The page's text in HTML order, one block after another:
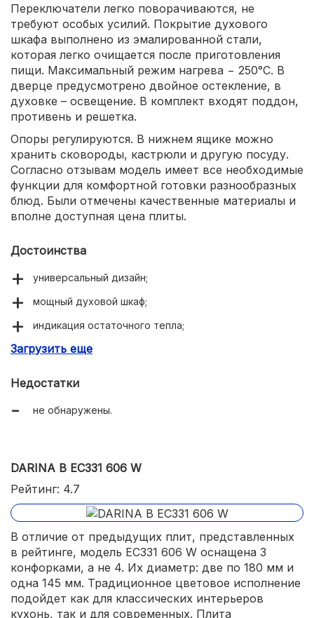
Переключатели легко поворачиваются, не
требуют особых усилий. Покрытие духового
шкафа выполнено из эмалированной стали,
которая легко очищается после приготовления
пищи. Максимальный режим нагрева − 250°С. В
дверце предусмотрено двойное остекление, в
духовке – освещение. В комплект входят поддон,
противень и решетка.
Опоры регулируются. В нижнем ящике можно
хранить сковороды, кастрюли и другую посуду.
Согласно отзывам модель имеет все необходимые
функции для комфортной готовки разнообразных
блюд. Были отмечены качественные материалы и
вполне доступная цена плиты.
Достоинства
универсальный дизайн;
мощный духовой шкаф;
индикация остаточного тепла;
легкое очищение;
Загрузить еще
Недостатки
не обнаружены.
DARINA B EC331 606 W
Рейтинг: 4.7
В отличие от предыдущих плит, представленных
в рейтинге, модель EC331 606 W оснащена 3
конфорками, а не 4. Их диаметр: две по 180 мм и
одна 145 мм. Традиционное цветовое исполнение
подойдет как для классических интерьеров
кухонь, так и для современных. Плита